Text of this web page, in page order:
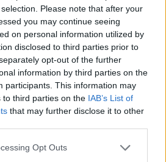
Please note that after your
you may continue seeing
on personal information utilized by
disclosed to third parties prior to
opt-out of the further
information by third parties on the
participants. This information may
to third parties on the IAB’s List of
that may further disclose it to other
app uses one or more Google
Opt Outs
FIGYELJ
AZ ECET VAGY A
EZT HASZNÁLJÁK A
ELLEN
a vízkövet
EGY CSIPET EBBŐL A FŐZŐVÍZBE,
A FŐTT KRUMPLI
HETENTE EGYSZER: KÉTSZER